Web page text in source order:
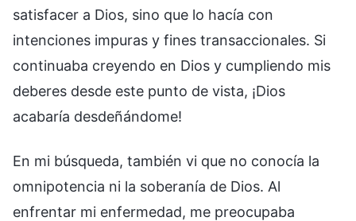
satisfacer a Dios, sino que lo hacía con
intenciones impuras y fines transaccionales. Si
continuaba creyendo en Dios y cumpliendo mis
deberes desde este punto de vista, ¡Dios
acabaría desdeñándome!
En mi búsqueda, también vi que no conocía la
omnipotencia ni la soberanía de Dios. Al
enfrentar mi enfermedad, me preocupaba